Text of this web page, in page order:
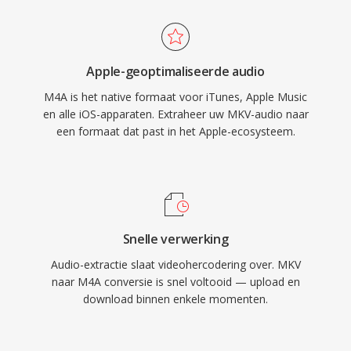
VLC, foobar2000, Android en de meeste auto-
infotainmentsystemen. Drie tastbare voordelen
definiieren het formaat: superieure
coderingsefficiency ten opzichte van oudere
lossy codecs, rijke metadata via de MP4-
atoomstructuur (hoesafbeeldingen,
Apple-geoptimaliseerde audio
M4A is het native formaat voor iTunes, Apple Music
en alle iOS-apparaten. Extraheer uw MKV-audio naar
een formaat dat past in het Apple-ecosysteem.
Snelle verwerking
Audio-extractie slaat videohercodering over. MKV
naar M4A conversie is snel voltooid — upload en
download binnen enkele momenten.